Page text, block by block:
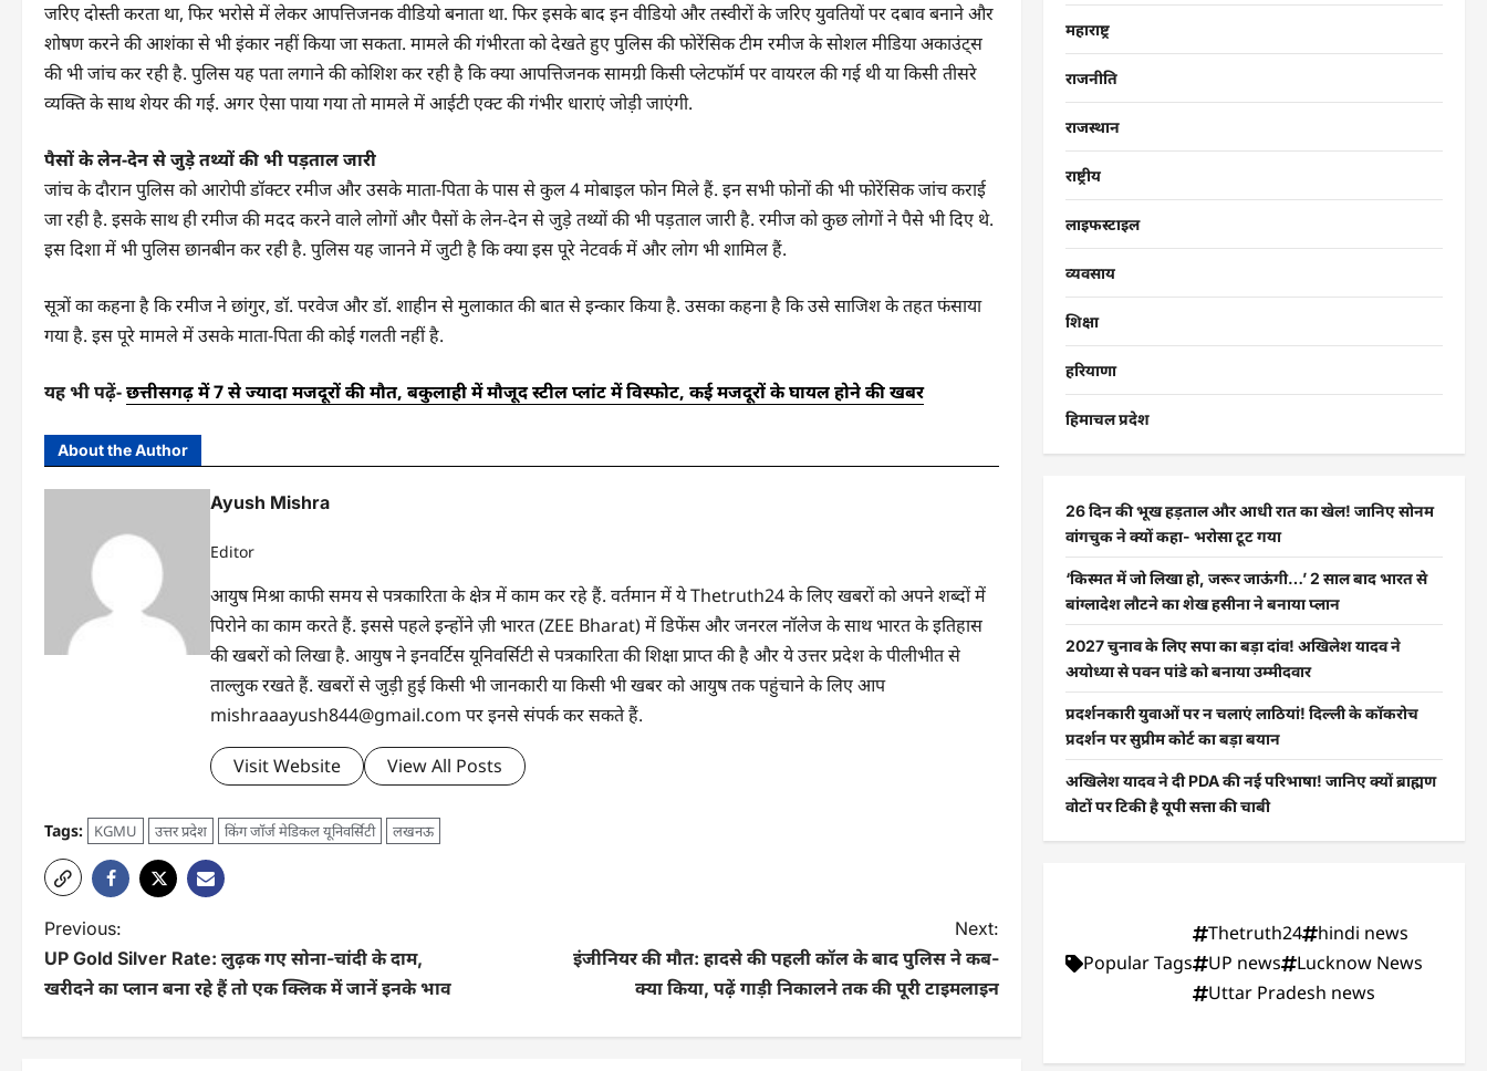
जरिए दोस्ती करता था, फिर भरोसे में लेकर आपत्तिजनक वीडियो बनाता था. फिर इसके बाद इन वीडियो और तस्वीरों के जरिए युवतियों पर दबाव बनाने और
शोषण करने की आशंका से भी इंकार नहीं किया जा सकता. मामले की गंभीरता को देखते हुए पुलिस की फोरेंसिक टीम रमीज के सोशल मीडिया अकाउंट्स
की भी जांच कर रही है. पुलिस यह पता लगाने की कोशिश कर रही है कि क्या आपत्तिजनक सामग्री किसी प्लेटफॉर्म पर वायरल की गई थी या किसी तीसरे
व्यक्ति के साथ शेयर की गई. अगर ऐसा पाया गया तो मामले में आईटी एक्ट की गंभीर धाराएं जोड़ी जाएंगी.
पैसों के लेन-देन से जुड़े तथ्यों की भी पड़ताल जारी
जांच के दौरान पुलिस को आरोपी डॉक्टर रमीज और उसके माता-पिता के पास से कुल 4 मोबाइल फोन मिले हैं. इन सभी फोनों की भी फोरेंसिक जांच कराई
जा रही है. इसके साथ ही रमीज की मदद करने वाले लोगों और पैसों के लेन-देन से जुड़े तथ्यों की भी पड़ताल जारी है. रमीज को कुछ लोगों ने पैसे भी दिए थे.
इस दिशा में भी पुलिस छानबीन कर रही है. पुलिस यह जानने में जुटी है कि क्या इस पूरे नेटवर्क में और लोग भी शामिल हैं.
सूत्रों का कहना है कि रमीज ने छांगुर, डॉ. परवेज और डॉ. शाहीन से मुलाकात की बात से इन्कार किया है. उसका कहना है कि उसे साजिश के तहत फंसाया
गया है. इस पूरे मामले में उसके माता-पिता की कोई गलती नहीं है.
यह भी पढ़ें-छत्तीसगढ़ में 7 से ज्यादा मजदूरों की मौत, बकुलाही में मौजूद स्टील प्लांट में विस्फोट, कई मजदूरों के घायल होने की खबर
About the Author
Ayush Mishra
Editor
आयुष मिश्रा काफी समय से पत्रकारिता के क्षेत्र में काम कर रहे हैं. वर्तमान में ये Thetruth24 के लिए खबरों को अपने शब्दों में
पिरोने का काम करते हैं. इससे पहले इन्होंने ज़ी भारत (ZEE Bharat) में डिफेंस और जनरल नॉलेज के साथ भारत के इतिहास
की खबरों को लिखा है. आयुष ने इनवर्टिस यूनिवर्सिटी से पत्रकारिता की शिक्षा प्राप्त की है और ये उत्तर प्रदेश के पीलीभीत से
ताल्लुक रखते हैं. खबरों से जुड़ी हुई किसी भी जानकारी या किसी भी खबर को आयुष तक पहुंचाने के लिए आप
mishraaayush844@gmail.com पर इनसे संपर्क कर सकते हैं.
Visit Website View All Posts
Tags: KGMU उत्तर प्रदेश किंग जॉर्ज मेडिकल यूनिवर्सिटी लखनऊ
Previous:
UP Gold Silver Rate: लुढ़क गए सोना-चांदी के दाम,
खरीदने का प्लान बना रहे हैं तो एक क्लिक में जानें इनके भाव
Next:
इंजीनियर की मौत: हादसे की पहली कॉल के बाद पुलिस ने कब-
क्या किया, पढ़ें गाड़ी निकालने तक की पूरी टाइमलाइन
महाराष्ट्र
राजनीति
राजस्थान
राष्ट्रीय
लाइफस्टाइल
व्यवसाय
शिक्षा
हरियाणा
हिमाचल प्रदेश
26 दिन की भूख हड़ताल और आधी रात का खेल! जानिए सोनम
वांगचुक ने क्यों कहा- भरोसा टूट गया
‘किस्मत में जो लिखा हो, जरूर जाऊंगी…’ 2 साल बाद भारत से
बांग्लादेश लौटने का शेख हसीना ने बनाया प्लान
2027 चुनाव के लिए सपा का बड़ा दांव! अखिलेश यादव ने
अयोध्या से पवन पांडे को बनाया उम्मीदवार
प्रदर्शनकारी युवाओं पर न चलाएं लाठियां! दिल्ली के कॉकरोच
प्रदर्शन पर सुप्रीम कोर्ट का बड़ा बयान
अखिलेश यादव ने दी PDA की नई परिभाषा! जानिए क्यों ब्राह्मण
वोटों पर टिकी है यूपी सत्ता की चाबी
Popular Tags
Thetruth24
hindi news
UP news
Lucknow News
Uttar Pradesh news